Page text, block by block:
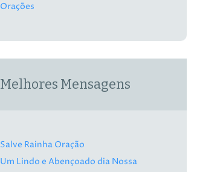
Orações
Melhores Mensagens
Salve Rainha Oração
Um Lindo e Abençoado dia Nossa